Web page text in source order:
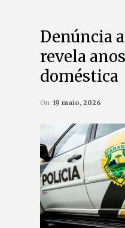
Denúncia
revela
doméstica
On 19 maio, 2026